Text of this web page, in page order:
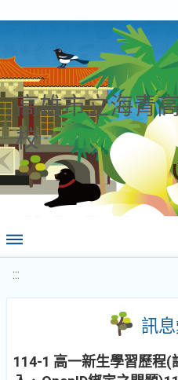
高雄市立海青
校
:::
訊
114-1 高一新生學習歷程